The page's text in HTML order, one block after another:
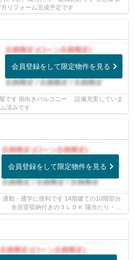
リフォーム完成予定です
会員登録をして限定物件を見る
です 南向きバルコニー 設備充実していま
済みです
会員登録をして限定物件を見る
勤・通学に便利です 14階建ての10階部分
全居室収納付きの３ＬＤＫ 陽当たり・眺